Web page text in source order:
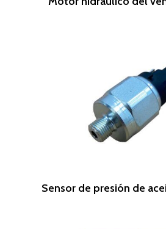
Leer Más
Sensor de presión de